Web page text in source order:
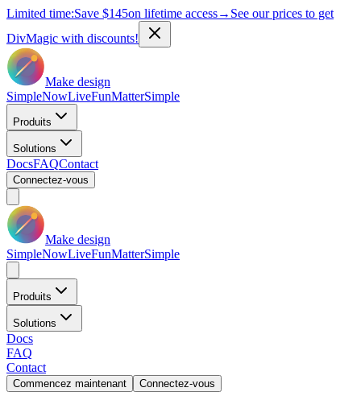
Limited time:Save $145on lifetime access→ See our prices to get
DivMagic with discounts!
Make design
SimpleNowLiveFunMatterSimple
Produits
Solutions
DocsFAQContact
Connectez-vous
Make design
SimpleNowLiveFunMatterSimple
Produits
Solutions
Docs
FAQ
Contact
Commencez maintenant Connectez-vous